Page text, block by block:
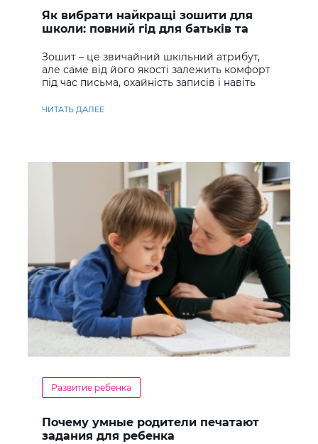
Як вибрати найкращі зошити для
школи: повний гід для батьків та
Зошит – це звичайний шкільний атрибут,
але саме від його якості залежить комфорт
під час письма, охайність записів і навіть
ЧИТАТЬ ДАЛЕЕ
Развитие ребенка
Почему умные родители печатают
задания для ребенка